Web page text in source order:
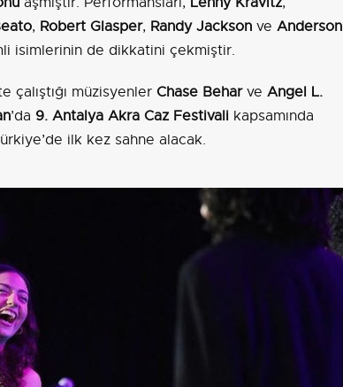
, Robert Glasper, Randy Jackson ve Anderson
isimlerinin de dikkatini çekmiştir.
çalıştığı müzisyenler Chase Beharve Angel L.
’da 9. Antalya Akra Caz Festivali kapsamında
ilk kez sahne alacak.